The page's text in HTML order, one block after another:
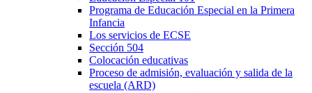
Programa de Educación Especial en la Primera
Infancia
Los servicios de ECSE
Sección 504
Colocación educativas
Proceso de admisión, evaluación y salida de la
escuela (ARD)